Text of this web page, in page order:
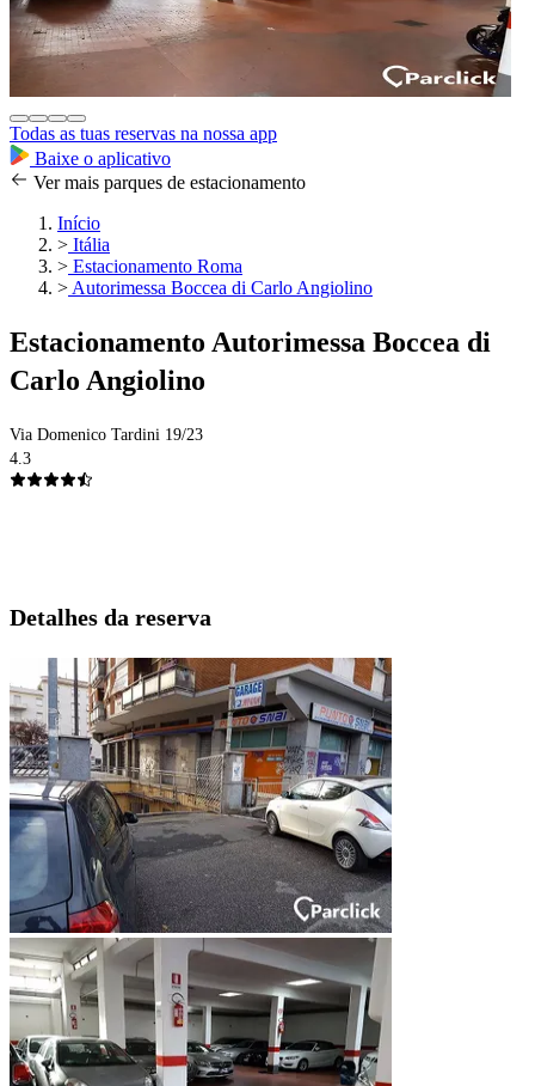
Todas as tuas reservas na nossa app
Baixe o aplicativo
Ver mais parques de estacionamento
Início
> Itália
> Estacionamento Roma
> Autorimessa Boccea di Carlo Angiolino
Estacionamento Autorimessa Boccea di
Carlo Angiolino
Via Domenico Tardini 19/23
4.3
Detalhes da reserva